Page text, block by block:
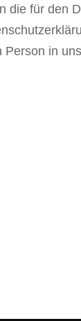
die für den
Person in